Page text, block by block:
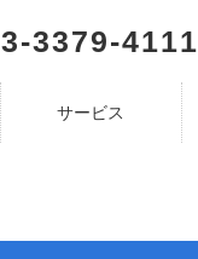
3379-4111
サービス